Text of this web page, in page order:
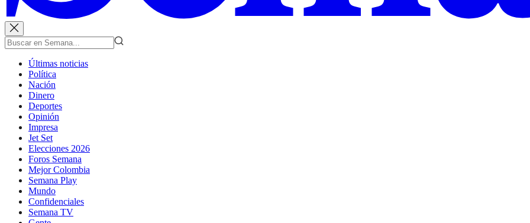
Últimas noticias
Política
Nación
Dinero
Deportes
Opinión
Impresa
Jet Set
Elecciones 2026
Foros Semana
Mejor Colombia
Semana Play
Mundo
Confidenciales
Semana TV